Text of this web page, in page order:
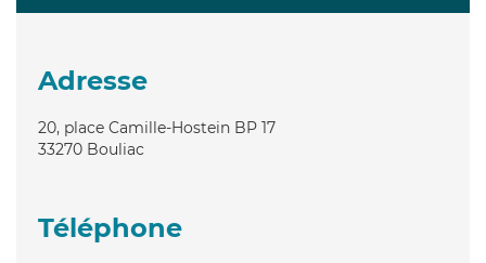
Adresse
20, place Camille-Hostein BP 17
33270 Bouliac
Téléphone